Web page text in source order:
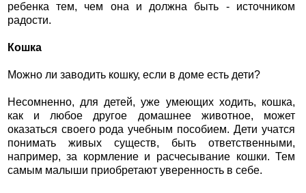
ребенка тем, чем она и должна быть - источником
радости.
Кошка
Можно ли заводить кошку, если в доме есть дети?
Несомненно, для детей, уже умеющих ходить, кошка,
как и любое другое домашнее животное, может
оказаться своего рода учебным пособием. Дети учатся
понимать живых существ, быть ответственными,
например, за кормление и расчесывание кошки. Тем
самым малыши приобретают уверенность в себе.